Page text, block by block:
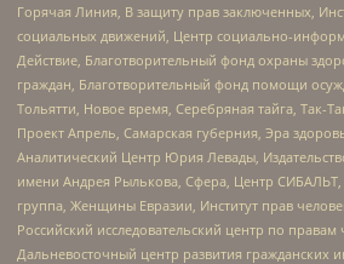
Горячая Линия, В защиту прав заключенных,
социальных движений, Центр социально-
Действие, Благотворительный фонд охраны
граждан, Благотворительный фонд помощи
Тольятти, Новое время, Серебряная тайга, Так-
Проект Апрель, Самарская губерния, Эра
Аналитический Центр Юрия Левады,
имени Андрея Рылькова, Сфера, Центр СИБАЛЬТ,
группа, Женщины Евразии, Институт прав
Российский исследовательский центр по правам
Дальневосточный центр развития гражданских